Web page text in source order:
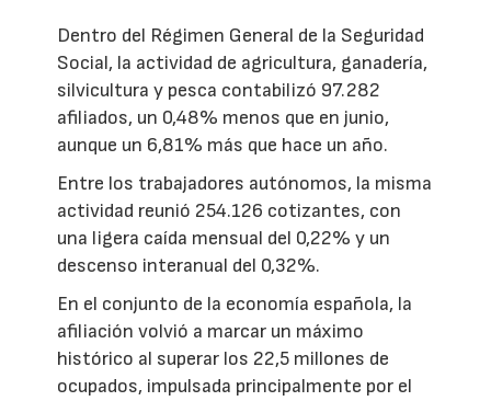
Dentro del Régimen General de la Seguridad
Social, la actividad de agricultura, ganadería,
silvicultura y pesca contabilizó 97.282
afiliados, un 0,48% menos que en junio,
aunque un 6,81% más que hace un año.
Entre los trabajadores autónomos, la misma
actividad reunió 254.126 cotizantes, con
una ligera caída mensual del 0,22% y un
descenso interanual del 0,32%.
En el conjunto de la economía española, la
afiliación volvió a marcar un máximo
histórico al superar los 22,5 millones de
ocupados, impulsada principalmente por el